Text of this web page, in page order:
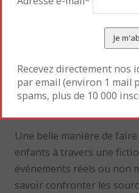
les époques à condition
comprendre par exemple
explorateur éclairé mais
têtu, faisant sauvagement
indigènes…
Une belle manière de
enfants à travers une
événements réels ou non
savoir confronter les
Recevez directement nos
par email (environ 1 mail
spams, plus de 10 000